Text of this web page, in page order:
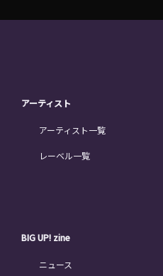
アーティスト
アーティスト一覧
レーベル一覧
BIG UP! zine
ニュース